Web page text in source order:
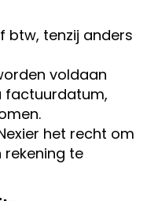
btw, tenzij anders
voldaan
factuurdatum,
het recht om
rekening te